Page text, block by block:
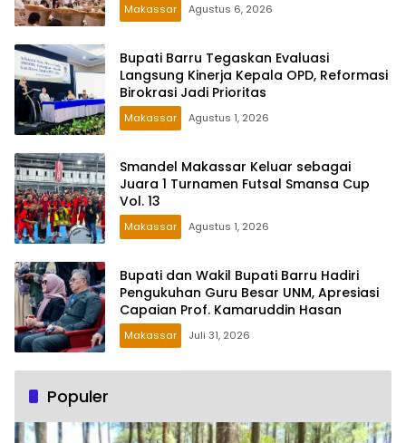
Makassar Agustus 6, 2026
Bupati Barru Tegaskan Evaluasi
Langsung Kinerja Kepala OPD, Reformasi
Birokrasi Jadi Prioritas
Makassar Agustus 1, 2026
Smandel Makassar Keluar sebagai
Juara 1 Turnamen Futsal Smansa Cup
Vol. 13
Makassar Agustus 1, 2026
Bupati dan Wakil Bupati Barru Hadiri
Pengukuhan Guru Besar UNM, Apresiasi
Capaian Prof. Kamaruddin Hasan
Makassar Juli 31, 2026
Populer